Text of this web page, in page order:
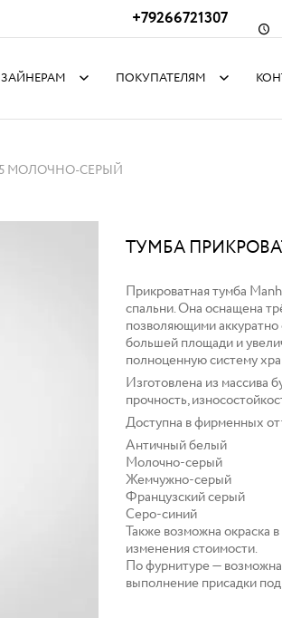
+79266721307
ПОКУПАТЕЛЯМ
МОЛОЧНО-СЕРЫЙ
ТУМБА
Прикроватная тумба
спальни. Она оснащена
позволяющими аккуратно
большей площади и
полноценную систему
Изготовлена из массива
прочность,
Доступна в фирменных
Античный белый
Молочно‑серый
Жемчужно‑серый
Французский серый
Серо‑синий
Также возможна окраска
изменения стоимости.
По фурнитуре —
выполнение присадки